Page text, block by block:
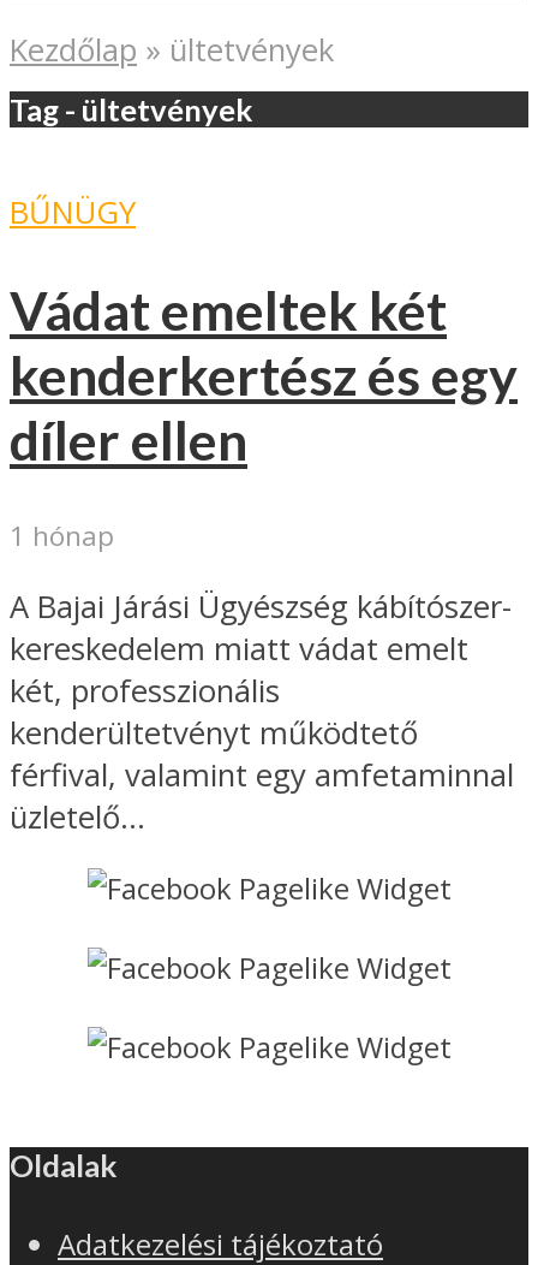
Kezdőlap » ültetvények
Tag - ültetvények
BŰNÜGY
Vádat emeltek két
kenderkertész és egy
díler ellen
1 hónap
A Bajai Járási Ügyészség kábítószer-
kereskedelem miatt vádat emelt
két, professzionális
kenderültetvényt működtető
férfival, valamint egy amfetaminnal
üzletelő...
Oldalak
Adatkezelési tájékoztató